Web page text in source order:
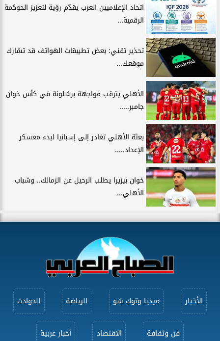
اتحاد الإعلاميين العرب يقدّم رؤية لتعزيز الحوكمة
الرقمية...
تحذير تقني: بعض تطبيقات الهواتف قد تشارك
موقعك...
الأهلي يترقب مواجهة برشلونة في كأس خوان
جامبر.....
بعثة الأهلي تغادر إلى إسبانيا لبدء معسكر
الإعداد.....
خوان بيزيرا يطلب الرحيل عن الزمالك.. وشباب
الأهلي...
الأخبار ميديا وتوك شو الرياضة الحوادث
فن وثقافة الاقتصاد أخبار عربية